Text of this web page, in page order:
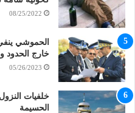
08/25/2022
خارج الحدود ويعترف
05/26/2023
خلفيات
الحسيمة